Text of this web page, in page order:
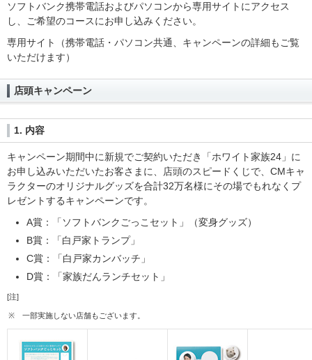
ソフトバンク携帯電話およびパソコンから専用サイトにアクセス
し、ご希望のコースにお申し込みください。
専用サイト（携帯電話・パソコン共通、キャンペーンの詳細もご覧
いただけます）
店頭キャンペーン
1. 内容
キャンペーン期間中に新規でご契約いただき「ホワイト家族24」に
お申し込みいただいたお客さまに、店頭のスピードくじで、CMキャ
ラクターのオリジナルグッズを合計32万名様にその場でもれなくプ
レゼントするキャンペーンです。
A賞：「ソフトバンクごっこセット」（変身グッズ）
B賞：「白戸家トランプ」
C賞：「白戸家カンバッチ」
D賞：「家族だんランチセット」
[注]
※ 一部実施しない店舗もございます。